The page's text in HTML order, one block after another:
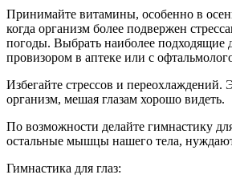
Принимайте витамины, особенно в
когда организм более подвержен
погоды. Выбрать наиболее подходящие
провизором в аптеке или с
Избегайте стрессов и переохлаждений.
организм, мешая глазам хорошо видеть.
По возможности делайте гимнастику
остальные мышцы нашего тела,
Гимнастика для глаз: